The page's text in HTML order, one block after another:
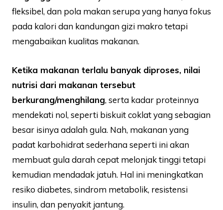
fleksibel, dan pola makan serupa yang hanya fokus
pada kalori dan kandungan gizi makro tetapi
mengabaikan kualitas makanan.
Ketika makanan terlalu banyak diproses, nilai
nutrisi dari makanan tersebut
berkurang/menghilang, serta kadar proteinnya
mendekati nol, seperti biskuit coklat yang sebagian
besar isinya adalah gula. Nah, makanan yang
padat karbohidrat sederhana seperti ini akan
membuat gula darah cepat melonjak tinggi tetapi
kemudian mendadak jatuh. Hal ini meningkatkan
resiko diabetes, sindrom metabolik, resistensi
insulin, dan penyakit jantung.